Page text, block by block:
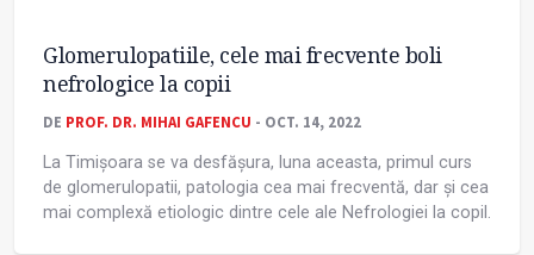
Glomerulopatiile, cele mai frecvente boli
nefrologice la copii
DE PROF. DR. MIHAI GAFENCU - OCT. 14, 2022
La Timișoara se va desfășura, luna aceasta, primul curs
de glomerulopatii, patologia cea mai frecventă, dar și cea
mai complexă etiologic dintre cele ale Nefrologiei la copil.